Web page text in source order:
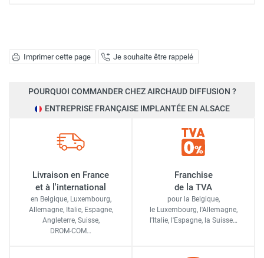
Imprimer cette page Je souhaite être rappelé
POURQUOI COMMANDER CHEZ AIRCHAUD DIFFUSION ?
ENTREPRISE FRANÇAISE IMPLANTÉE EN ALSACE
Livraison en France
et à l'international
en Belgique, Luxembourg,
Allemagne, Italie, Espagne,
Angleterre, Suisse,
DROM-COM…
Franchise
de la TVA
pour la Belgique,
le Luxembourg, l'Allemagne,
l'Italie, l'Espagne, la Suisse…